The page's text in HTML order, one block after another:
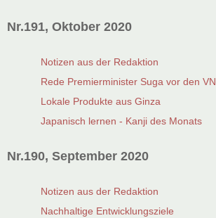
Nr.191, Oktober 2020
Notizen aus der Redaktion
Rede Premierminister Suga vor den VN
Lokale Produkte aus Ginza
Japanisch lernen - Kanji des Monats
Nr.190, September 2020
Notizen aus der Redaktion
Nachhaltige Entwicklungsziele